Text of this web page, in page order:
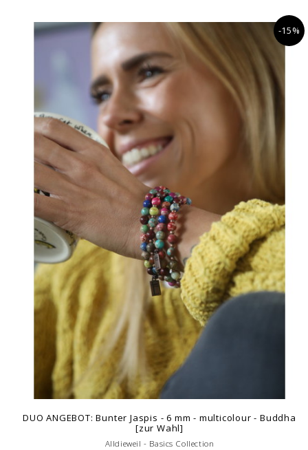
-15%
DUO ANGEBOT: Bunter Jaspis - 6 mm - multicolour - Buddha
[zur Wahl]
Alldieweil - Basics Collection